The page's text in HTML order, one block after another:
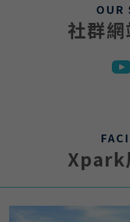
OUR
社群
Xpark